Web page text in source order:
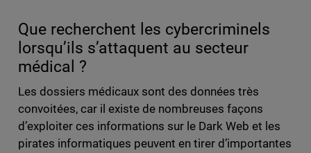
Que recherchent les cybercriminels
lorsqu’ils s’attaquent au secteur
médical ?
Les dossiers médicaux sont des données très
convoitées, car il existe de nombreuses façons
d’exploiter ces informations sur le Dark Web et les
pirates informatiques peuvent en tirer d’importantes